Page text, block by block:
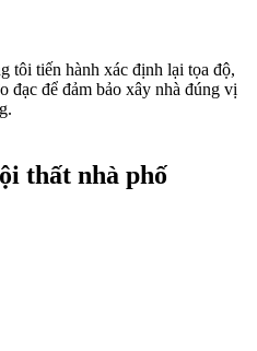
tôi tiến hành xác định lại tọa độ,
đạc để đảm bảo xây nhà đúng vị
thất nhà phố